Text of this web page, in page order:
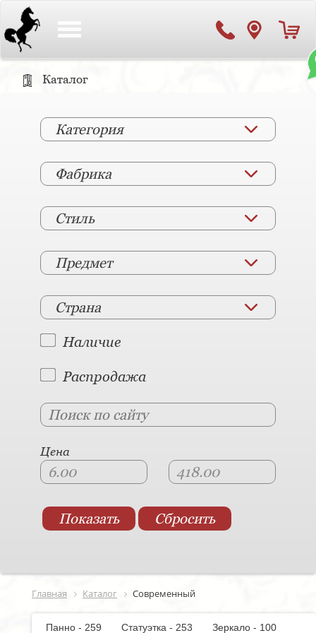
Каталог
Категория
Фабрика
Стиль
Предмет
Страна
Наличие
Распродажа
Цена
Главная Каталог Современный
Панно - 259 Статуэтка - 253
Зеркало - 100